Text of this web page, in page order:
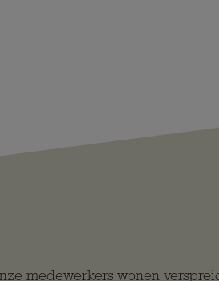
medewerkers wonen